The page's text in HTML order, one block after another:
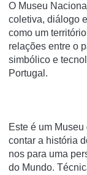
O Museu
coletiva, diálogo
como um
relações entre o
simbólico e
Portugal.
Este é um
contar a história
nos para uma
do Mundo.